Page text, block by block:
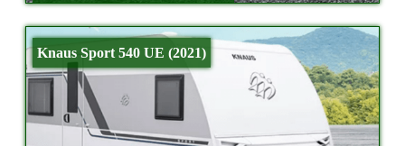
Knaus Sport 540 UE (2021)